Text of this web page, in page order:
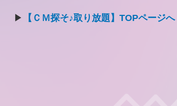
▶ 【ＣＭ探そ♪取り放題】TOPページへ